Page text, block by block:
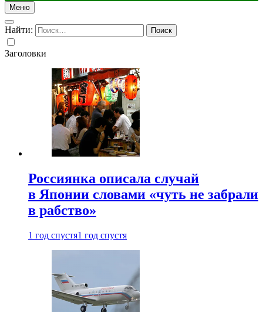
Меню
Найти:
Заголовки
Россиянка описала случай
в Японии словами «чуть не забрали
в рабство»
1 год спустя1 год спустя